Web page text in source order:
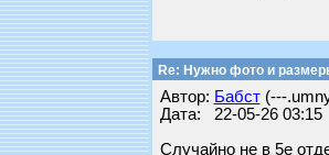
Re: Нужно фото и
Автор: Бабст(---
Дата: 22-05-26 03:15
Случайно не в 5е